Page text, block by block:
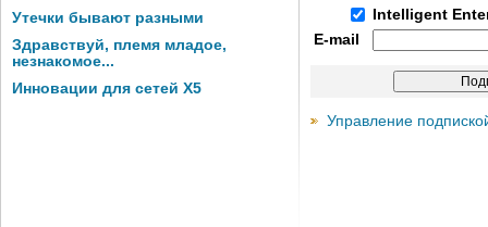
Утечки бывают разными
Здравствуй, племя младое,
незнакомое...
Инновации для сетей X5
Intelligent
E-mail
Управление